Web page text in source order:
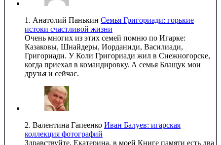
1. Анатолий Панькин Семья Григориади: горькие
истоки счастливой жизни
Очень многих из этих семей помню по Игарке:
Казаковы, Шнайдеры, Иорданиди, Василиади,
Григориади. У Коли Григориади жил в Снежногорске,
когда приехал в командировку. А семья Блащук мои
друзья и сейчас.
2. Валентина Гапеенко Иван Балуев: игарская
коллекция фотографий
Здравствуйте, Екатерина, в моей Книге памяти есть два